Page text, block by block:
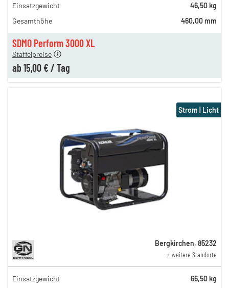
SDMO Perform 3000 XL
29,00 €
25,00 €
Staffelpreise
ab 15,00 € / Tag
Einsatzgewicht
46,50 kg
Gesamthöhe
460,00 mm
29,00 €
Strom | Licht
Bergkirchen, 85232
+ weitere Standorte
Einsatzgewicht
66,50 kg